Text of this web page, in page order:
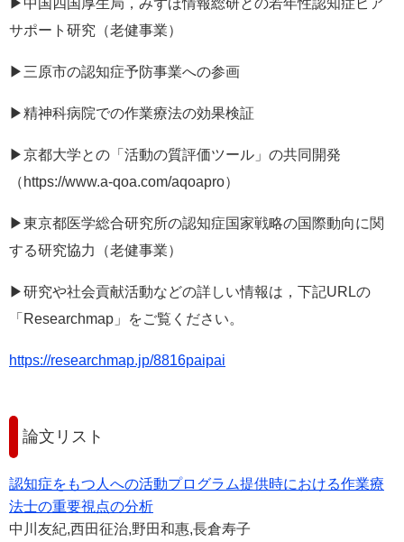
▶︎中国四国厚生局，みずほ情報総研との若年性認知症ピア
サポート研究（老健事業）
▶︎三原市の認知症予防事業への参画
▶︎精神科病院での作業療法の効果検証
▶︎京都大学との「活動の質評価ツール」の共同開発
（https://www.a-qoa.com/aqoapro）
▶︎東京都医学総合研究所の認知症国家戦略の国際動向に関
する研究協力（老健事業）
▶︎研究や社会貢献活動などの詳しい情報は，下記URLの
「Researchmap」をご覧ください。
https://researchmap.jp/8816paipai
論文リスト
認知症をもつ人への活動プログラム提供時における作業療
法士の重要視点の分析
中川友紀,西田征治,野田和惠,長倉寿子